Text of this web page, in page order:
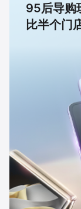
95后导购
比半个门